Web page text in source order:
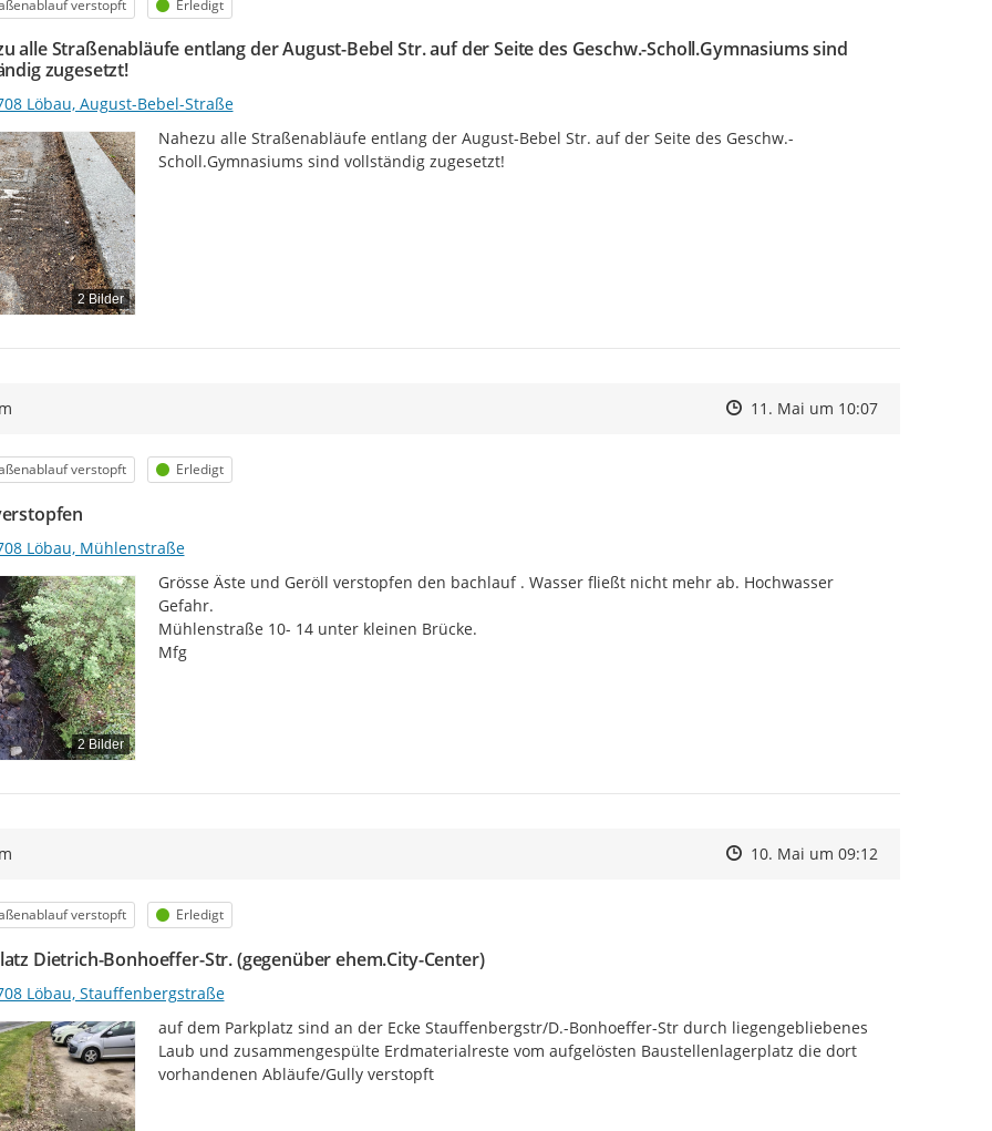
verstopft Status
Erledigt
alle Straßenabläufe entlang der August-Bebel Str. auf der Seite des Geschw.-Scholl.Gymnasiums sind
zugesetzt!
Löbau, August-Bebel-Straße
2 Bilder
Nahezu alle Straßenabläufe entlang der August-Bebel Str. auf der Seite des Geschw.-
Scholl.Gymnasiums sind vollständig zugesetzt!
Zeitpunkt des Erstellens
Zeitpunkt des Erstellens
11. Mai um 10:07Zur Äußerung
verstopft Status
Erledigt
Löbau, Mühlenstraße
2 Bilder
Grösse Äste und Geröll verstopfen den bachlauf . Wasser fließt nicht mehr ab. Hochwasser
Gefahr.
Mühlenstraße 10- 14 unter kleinen Brücke.
Mfg
Zeitpunkt des Erstellens
Zeitpunkt des Erstellens
10. Mai um 09:12Zur Äußerung
verstopft Status
Erledigt
Dietrich-Bonhoeffer-Str. (gegenüber ehem.City-Center)
Löbau, Stauffenbergstraße
auf dem Parkplatz sind an der Ecke Stauffenbergstr/D.-Bonhoeffer-Str durch liegengebliebenes
Laub und zusammengespülte Erdmaterialreste vom aufgelösten Baustellenlagerplatz die dort
vorhandenen Abläufe/Gully verstopft